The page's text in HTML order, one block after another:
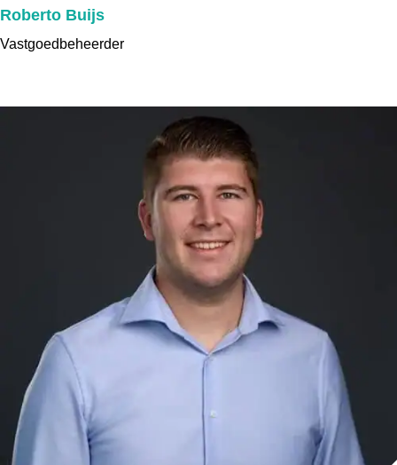
Roberto Buijs
Vastgoedbeheerder